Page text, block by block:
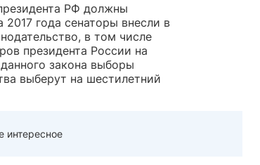
РФ должны
2017 года сенаторы внесли в
в том числе
президента России на
закона выборы
выберут на шестилетний
интересное